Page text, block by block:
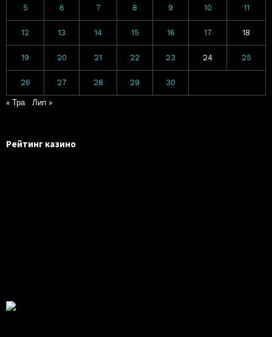
5 6 7 8 9 10 11
12 13 14 15 16 17 18
19 20 21 22 23 24 25
26 27 28 29 30
« Тра Лип »
Рейтинг казино